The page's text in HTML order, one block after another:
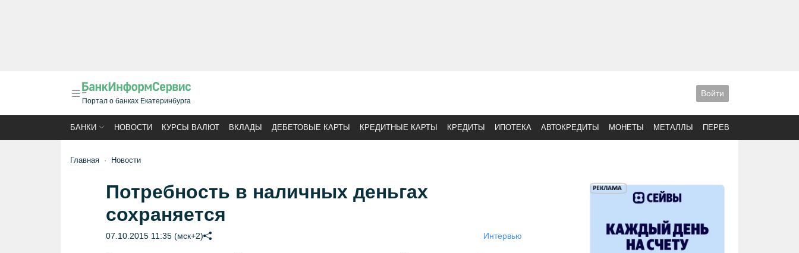
Портал о банках Екатеринбурга
Войти
БАНКИ НОВОСТИ КУРСЫ ВАЛЮТ ВКЛАДЫ ДЕБЕТОВЫЕ КАРТЫ КРЕДИТНЫЕ КАРТЫ КРЕДИТЫ ИПОТЕКА АВТОКРЕДИТЫ МОНЕТЫ МЕТАЛЛЫ ПЕРЕВОДЫ
Главная Новости
Потребность в наличных деньгах
сохраняется
07.10.2015 11:35 (мск+2) Интервью